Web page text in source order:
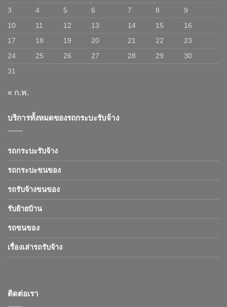
3
4 5 6 7 8
9
10
11 12 13 14 15
16
17
18 19 20 21 22
23
24
25 26 27 28 29
30
31
« ก.พ.
บริการทั้งหมดของรถกระบะรับจ้าง
รถกระบะรับจ้าง
รถกระบะขนของ
รถรับจ้างขนของ
รับย้ายบ้าน
รถขนของ
เรื่องเล่ารถรับจ้าง
ติดต่อเรา